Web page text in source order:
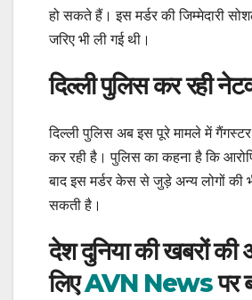
हो सकते हैं। इस मर्डर की जिम्मेदारी
जरिए भी ली गई थी।
दिल्ली पुलिस कर रही
दिल्ली पुलिस अब इस पूरे मामले में
कर रही है। पुलिस का कहना है कि
बाद इस मर्डर केस से जुड़े अन्य लोगों की
सकती है।
देश दुनिया की खबरों
लिएAVN Newsपर